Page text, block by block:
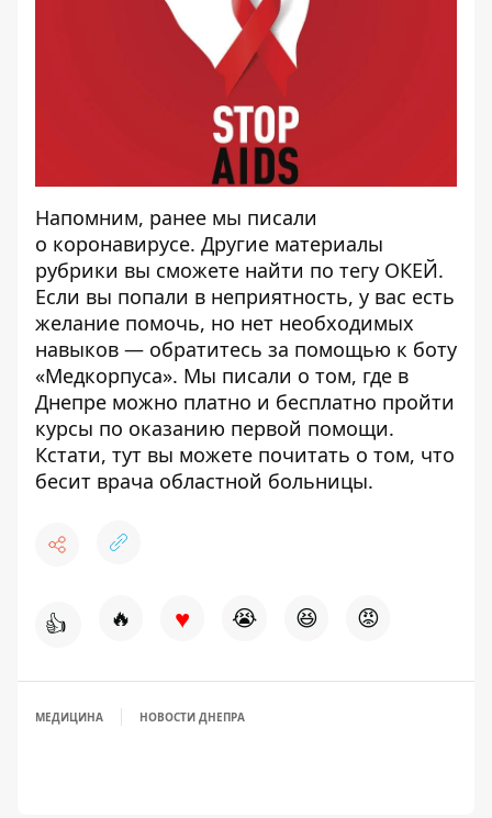
Напомним, ранее мы писали
о коронавирусе. Другие материалы
рубрики вы сможете найти по тегу ОКЕЙ.
Если вы попали в неприятность, у вас есть
желание помочь, но нет необходимых
навыков — обратитесь за помощью к боту
«Медкорпуса». Мы писали о том, где в
Днепре можно платно и бесплатно пройти
курсы по оказанию первой помощи.
Кстати, тут вы можете почитать о том, что
бесит врача областной больницы.
👍 🔥 ♥ 😭 😆 😡
МЕДИЦИНА НОВОСТИ ДНЕПРА